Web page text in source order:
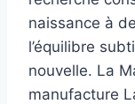
naissance à
l’équilibre
nouvelle. La
manufacture